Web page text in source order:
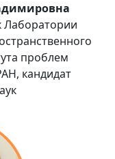
Лаборатории
проблем
кандидат